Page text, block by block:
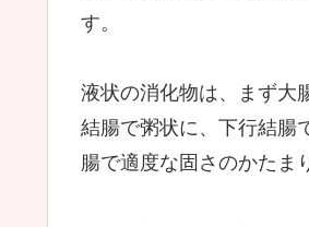
す。
液状の消化物は、まず大
結腸で粥状に、下行結腸
腸で適度な固さのかたま